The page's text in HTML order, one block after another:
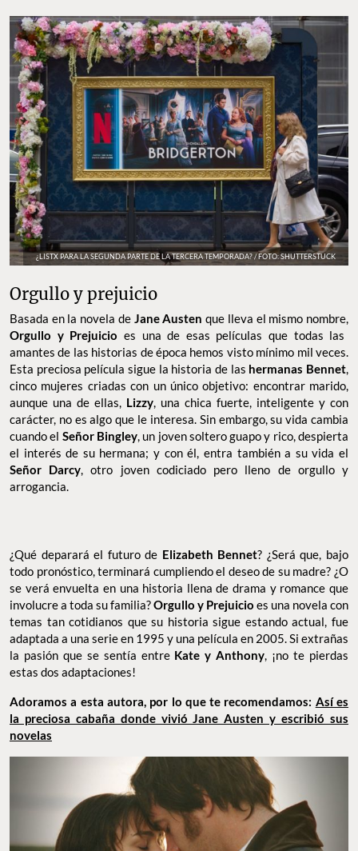
¿LISTX PARA LA SEGUNDA PARTE DE LA TERCERA TEMPORADA? / FOTO: SHUTTERSTUCK
Orgullo y prejuicio
Basada en la novela deJane Austenque lleva el mismo nombre,
Orgullo y Prejuicio es una de esas películas que todas las
amantes de las historias de época hemos visto mínimo mil veces.
Esta preciosa película sigue la historia de las hermanas Bennet,
cinco mujeres criadas con un único objetivo: encontrar marido,
aunque una de ellas, Lizzy, una chica fuerte, inteligente y con
carácter, no es algo que le interesa. Sin embargo, su vida cambia
cuando el Señor Bingley, un joven soltero guapo y rico, despierta
el interés de su hermana; y con él, entra también a su vida el
Señor Darcy, otro joven codiciado pero lleno de orgullo y
arrogancia.
¿Qué deparará el futuro de Elizabeth Bennet? ¿Será que, bajo
todo pronóstico, terminará cumpliendo el deseo de su madre? ¿O
se verá envuelta en una historia llena de drama y romance que
involucre a toda su familia?Orgullo y Prejuicio es una novela con
temas tan cotidianos que su historia sigue estando actual, fue
adaptada a una serie en 1995 y una película en 2005. Si extrañas
la pasión que se sentía entreKate y Anthony, ¡no te pierdas
estas dos adaptaciones!
Adoramos a esta autora, por lo que te recomendamos: Así es
la preciosa cabaña donde vivió Jane Austen y escribió sus
novelas